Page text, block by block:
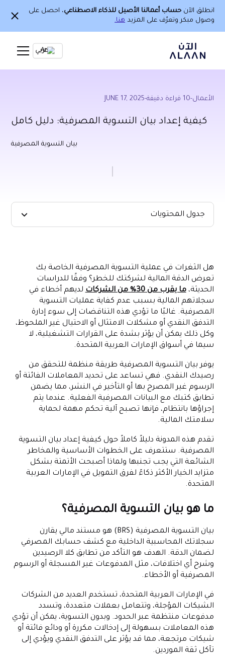
انطلق الآن حساب أعمالنا الأصيل للذكاء الاصطناعي، احصل على
وصول مبكر وتعرّف على المزيد هنا.
Ar
الأعمال-
10 قراءة دقيقة-
JUNE 17, 2025
كيفية إعداد بيان التسوية المصرفية: دليل كامل
بيان التسوية المصرفية
جدول المحتويات
صحيح
المستندات المطلوبة قبل البدء
خطوة بخطوة: كيفية إعداد بيان التسوية المصرفية
مثال على بيان التسوية المصرفية في الإمارات
How Often Should UAE Businesses Reconcile Bank
Statements?
Businesses
Best Practices for UAE Businesses to Streamline Bank
Reconciliation
How Alaan Simplifies Expense Management for UAE
Businesses?
الأسئلة الشائعة
هل الثغرات في عملية التسوية المصرفية الخاصة بك
تعرض الدقة المالية لشركتك للخطر؟ وفقًا للدراسات
الحديثة،ما يقرب من 30% من الشركات
لديهم أخطاء في
سجلاتهم المالية بسبب عدم كفاية عمليات التسوية
المصرفية. غالبًا ما تؤدي هذه التناقضات إلى سوء إدارة
التدفق النقدي أو مشكلات الامتثال أو الاحتيال غير الملحوظ،
وكل ذلك يمكن أن يؤثر بشدة على القرارات التشغيلية، لا
سيما في أسواق الإمارات العربية المتحدة.
يوفر بيان التسوية المصرفية طريقة منظمة للتحقق من
رصيدك النقدي. فهي تساعد على تحديد المعاملات الفائتة أو
الرسوم غير المصرح بها أو التأخير في النشر، مما يضمن
تطابق كتبك مع البيانات المصرفية الفعلية. عندما يتم
إجراؤها بانتظام، فإنها تصبح آلية تحكم مهمة لحماية
سلامتك المالية.
تقدم هذه المدونة دليلاً كاملاً حول كيفية إعداد بيان التسوية
المصرفية. ستتعرف على الخطوات الأساسية والمخاطر
الشائعة التي يجب تجنبها ولماذا أصبحت الأتمتة بشكل
متزايد الخيار الأكثر ذكاءً لفرق التمويل في الإمارات العربية
المتحدة.
ما هو بيان التسوية المصرفية؟
بيان التسوية المصرفية (BRS) هو مستند مالي يقارن
سجلاتك المحاسبية الداخلية مع كشف حسابك المصرفي
لضمان الدقة. الهدف هو التأكد من تطابق كلا الرصيدين
وشرح أي اختلافات، مثل المدفوعات غير المسجلة أو الرسوم
المصرفية أو الأخطاء.
في الإمارات العربية المتحدة، تستخدم العديد من الشركات
الشيكات المؤجلة، وتتعامل بعملات متعددة، وتسدد
مدفوعات منتظمة عبر الحدود. وبدون التسوية، يمكن أن تؤدي
هذه المعاملات بسهولة إلى إدخالات مكررة أو ودائع فائتة أو
شيكات مرتجعة، مما قد يؤثر على التدفق النقدي ويؤدي إلى
تآكل ثقة الموردين.